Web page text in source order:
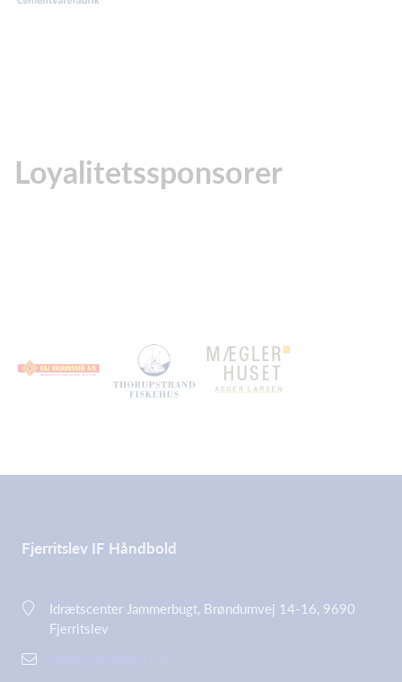
Loyalitetssponsorer
Fjerritslev IF Håndbold
Idrætscenter Jammerbugt, Brøndumvej 14-16, 9690
Fjerritslev